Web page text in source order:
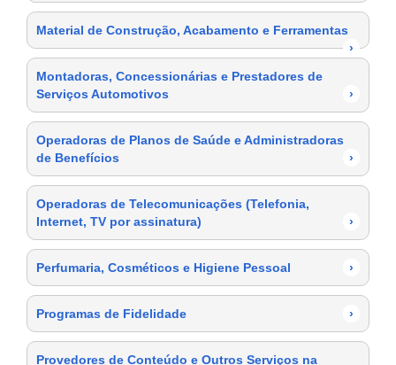
Material de Construção, Acabamento e Ferramentas
›
Montadoras, Concessionárias e Prestadores de
Serviços Automotivos
›
Operadoras de Planos de Saúde e Administradoras
de Benefícios
›
Operadoras de Telecomunicações (Telefonia,
Internet, TV por assinatura)
›
Perfumaria, Cosméticos e Higiene Pessoal ›
Programas de Fidelidade ›
Provedores de Conteúdo e Outros Serviços na